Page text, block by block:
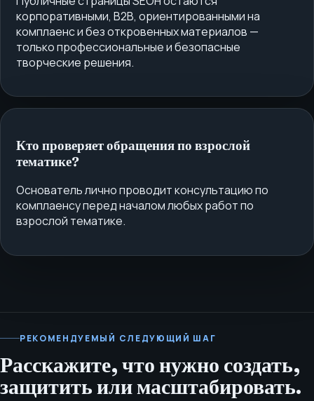
корпоративными, B2B, ориентированными на
комплаенс и без откровенных материалов —
только профессиональные и безопасные
творческие решения.
Кто проверяет обращения по взрослой
тематике?
Основатель лично проводит консультацию по
комплаенсу перед началом любых работ по
взрослой тематике.
РЕКОМЕНДУЕМЫЙ СЛЕДУЮЩИЙ ШАГ
Расскажите, что нужно создать,
защитить или масштабировать.